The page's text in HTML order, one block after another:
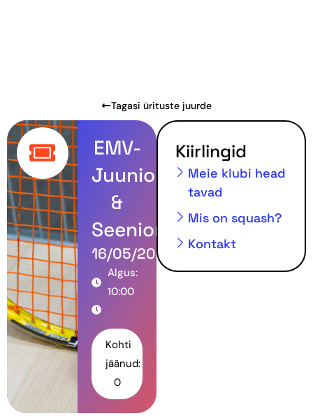
Tagasi ürituste juurde
EMV-
Juuniorid
&
Seeniorid
16/05/2026
Algus:
10:00
Kohti
jäänud:
0
Kiirlingid
Meie klubi head
tavad
Mis on squash?
Kontakt